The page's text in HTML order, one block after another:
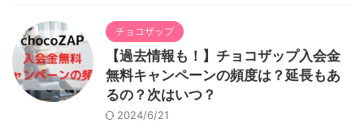
チョコザップ
【過去情報も！】チョコザップ入会金
無料キャンペーンの頻度は？延長もあ
るの？次はいつ？
2024/6/21